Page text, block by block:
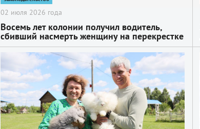
02 июля 2026 года
Восемь лет колонии получил водитель,
сбивший насмерть женщину на перекрестке
проспекта Красной Армии и улицы
Кооперативной
2